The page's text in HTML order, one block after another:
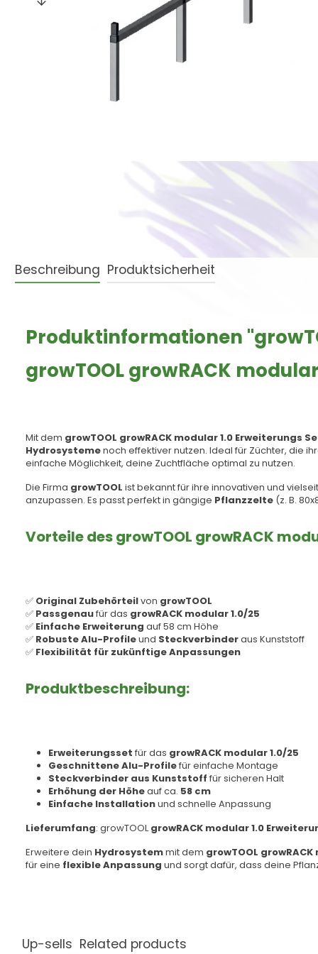
Beschreibung Produktsicherheit
Produktinformationen
growTOOL growRACK
Mit dem growTOOL growRACK modular 1.0 Erweiterungs
Hydrosystemenoch effektiver nutzen. Ideal für Züchter, die
einfache Möglichkeit, deine Zuchtfläche optimal zu nutzen.
Die Firma growTOOL ist bekannt für ihre innovativen und
anzupassen. Es passt perfekt in gängige Pflanzzelte (z. B.
Vorteile des growTOOL growRACK
✅ Original Zubehörteilvon growTOOL
✅ Passgenaufür das growRACK modular 1.0/25
✅ Einfache Erweiterung auf 58 cm Höhe
✅ Robuste Alu-Profileund Steckverbinderaus Kunststoff
✅ Flexibilität für zukünftige Anpassungen
Produktbeschreibung:
Erweiterungsset für das growRACK modular 1.0/25
Geschnittene Alu-Profilefür einfache Montage
Steckverbinder aus Kunststoff für sicheren Halt
Erhöhung der Höheauf ca. 58 cm
Einfache Installationund schnelle Anpassung
Lieferumfang: growTOOLgrowRACK modular 1.0
Erweitere dein Hydrosystemmit dem growTOOL
für eine flexible Anpassung und sorgt dafür, dass deine
Up-sells Related products